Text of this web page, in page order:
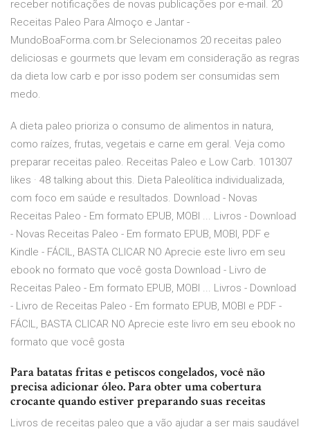
receber notificações de novas publicações por e-mail. 20
Receitas Paleo Para Almoço e Jantar -
MundoBoaForma.com.br Selecionamos 20 receitas paleo
deliciosas e gourmets que levam em consideração as regras
da dieta low carb e por isso podem ser consumidas sem
medo.
A dieta paleo prioriza o consumo de alimentos in natura,
como raízes, frutas, vegetais e carne em geral. Veja como
preparar receitas paleo. Receitas Paleo e Low Carb. 101307
likes · 48 talking about this. Dieta Paleolítica individualizada,
com foco em saúde e resultados. Download - Novas
Receitas Paleo - Em formato EPUB, MOBI ... Livros - Download
- Novas Receitas Paleo - Em formato EPUB, MOBI, PDF e
Kindle - FÁCIL, BASTA CLICAR NO Aprecie este livro em seu
ebook no formato que você gosta Download - Livro de
Receitas Paleo - Em formato EPUB, MOBI ... Livros - Download
- Livro de Receitas Paleo - Em formato EPUB, MOBI e PDF -
FÁCIL, BASTA CLICAR NO Aprecie este livro em seu ebook no
formato que você gosta
Para batatas fritas e petiscos congelados, você não
precisa adicionar óleo. Para obter uma cobertura
crocante quando estiver preparando suas receitas
Livros de receitas paleo que a vão ajudar a ser mais saudável